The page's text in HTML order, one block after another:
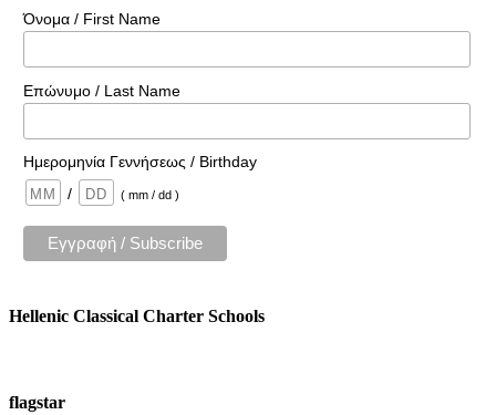
Όνομα / First Name
Επώνυμο / Last Name
Ημερομηνία Γεννήσεως / Birthday
/
( mm / dd )
Hellenic Classical Charter Schools
flagstar